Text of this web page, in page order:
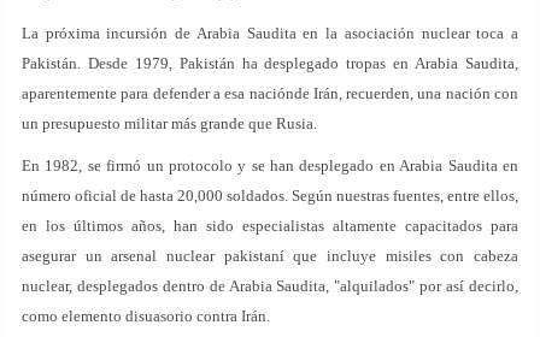
La próxima incursión de Arabia Saudita en la asociación nuclear toca a
Pakistán. Desde 1979, Pakistán ha desplegado tropas en Arabia Saudita,
aparentemente para defender a esa naciónde Irán, recuerden, una nación con
un presupuesto militar más grande que Rusia.
En 1982, se firmó un protocolo y se han desplegado en Arabia Saudita en
número oficial de hasta 20,000 soldados. Según nuestras fuentes, entre ellos,
en los últimos años, han sido especialistas altamente capacitados para
asegurar un arsenal nuclear pakistaní que incluye misiles con cabeza
nuclear, desplegados dentro de Arabia Saudita, "alquilados" por así decirlo,
como elemento disuasorio contra Irán.